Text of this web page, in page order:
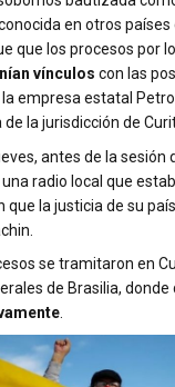
en otros países
que los procesos por
vínculos con las
empresa estatal
la jurisdicción de
antes de la sesión
radio local que
que la justicia de su
se tramitaron en
de Brasilia, donde
.